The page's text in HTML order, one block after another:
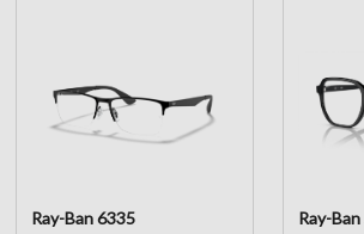
Ray-Ban 6335 Ray-